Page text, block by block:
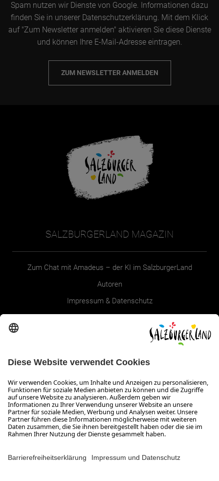
Spam nutzen wir Dienste von Google. Informationen dazu
finden Sie in unserer Datenschutzerklärung. Mit dem Klick
auf "Zum Newsletter anmelden" aktivieren Sie diese Dienste
und können Ihre E-Mail-Adresse eintragen.
ZUM NEWSLETTER ANMELDEN
SALZBURGERLAND MAGAZIN
Zum Chat mit Amadeus – der KI im SalzburgerLand
Autoren
Impressum & Datenschutz
Infos zum Urlaub im SalzburgerLand
Veranstaltungen im SalzburgerLand
Aktuelle Urlaubsangebote
Newsroom
Presse